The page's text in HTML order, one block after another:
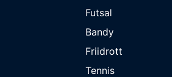
Futsal
Bandy
Friidrott
Tennis